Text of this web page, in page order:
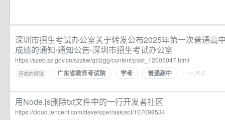
深圳市招生考试办公室关于转发公布2025年第一次普通高
成绩的通知-通知公告-深圳市招生考试办公室
https://szeb.sz.gov.cn/szzkw/qt/tzgg/content/post_12005047.html
另类的眼镜 · 广东省教育考试院 学考 普通高中 · 11 月前
用Node.js删除txt文件中的一行开发者社区
https://cloud.tencent.com/developer/ask/sof/107098534